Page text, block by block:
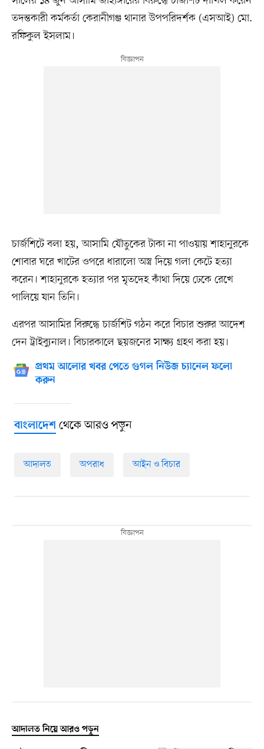
তদন্তকারী কর্মকর্তা কেরানীগঞ্জ থানার উপপরিদর্শক (এসআই) মো.
রফিকুল ইসলাম।
চার্জশিটে বলা হয়, আসামি যৌতুকের টাকা না পাওয়ায় শাহানুরকে
শোবার ঘরে খাটের ওপরে ধারালো অস্ত্র দিয়ে গলা কেটে হত্যা
করেন। শাহানুরকে হত্যার পর মৃতদেহ কাঁথা দিয়ে ঢেকে রেখে
পালিয়ে যান তিনি।
এরপর আসামির বিরুদ্ধে চার্জশিট গঠন করে বিচার শুরুর আদেশ
দেন ট্রাইব্যুনাল। বিচারকালে ছয়জনের সাক্ষ্য গ্রহণ করা হয়।
প্রথম আলোর খবর পেতে গুগল নিউজ চ্যানেল ফলো
করুন
বাংলাদেশথেকে আরও পড়ুন
আদালত অপরাধ আইন ও বিচার
আদালত নিয়ে আরও পড়ুন